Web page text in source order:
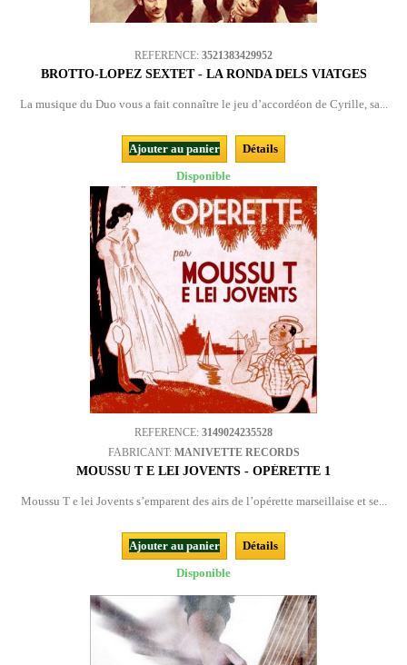
REFERENCE: 3521383429952
BROTTO-LOPEZ SEXTET - LA RONDA DELS VIATGES
La musique du Duo vous a fait connaître le jeu d’accordéon de Cyrille, sa...
Ajouter au panier
Détails
Disponible
REFERENCE: 3149024235528
FABRICANT: MANIVETTE RECORDS
MOUSSU T E LEI JOVENTS - OPÉRETTE 1
Moussu T e lei Jovents s’emparent des airs de l’opérette marseillaise et se...
Ajouter au panier
Détails
Disponible